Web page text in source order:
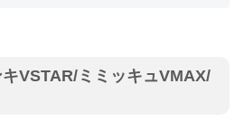
VSTAR/ミミッキュVMAX/